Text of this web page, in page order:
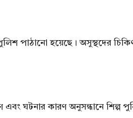
পাঠানো হয়েছে। অসুস্থদের
এবং ঘটনার কারণ অনুসন্ধানে